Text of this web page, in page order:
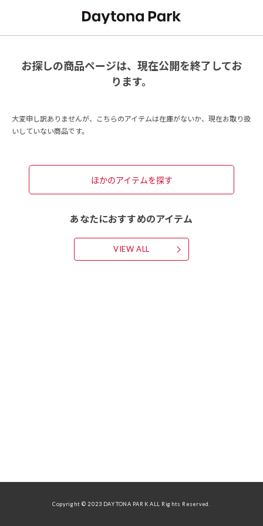
お探しの商品ページは、現在公開を終了してお
ります。
大変申し訳ありませんが、こちらのアイテムは在庫がないか、現在お取り扱
いしていない商品です。
ほかのアイテムを探す
あなたにおすすめのアイテム
VIEW ALL
Copyright © 2023 DAYTONA PARK ALL Rights Reserved.